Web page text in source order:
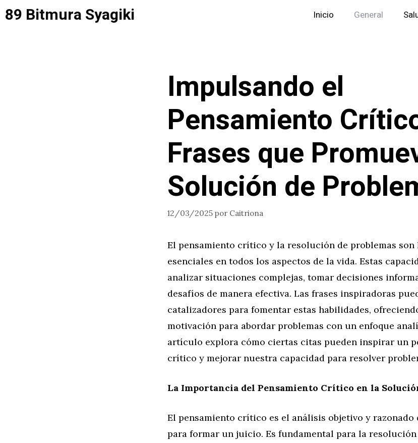
Saltar
al89 Bitmura Syagiki Inicio General
Impulsando el
Pensamiento
Frases que
Solución de
12/03/2025 por Caitriona
El pensamiento crítico y la resolución de problemas son
esenciales en todos los aspectos de la vida. Estas
analizar situaciones complejas, tomar decisiones
desafíos de manera efectiva. Las frases inspiradoras
catalizadores para fomentar estas habilidades,
motivación para abordar problemas con un enfoque
artículo explora cómo ciertas citas pueden inspirar un
crítico y mejorar nuestra capacidad para resolver
La Importancia del Pensamiento Crítico en la
El pensamiento crítico es el análisis objetivo y
para formar un juicio. Es fundamental para la resolución